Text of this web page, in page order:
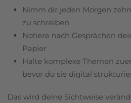
Nimm dir jeden Morgen
zu schreiben
Notiere nach Gesprächen
Papier
Halte komplexe Themen
bevor du sie digital
Das wird deine Sichtweise